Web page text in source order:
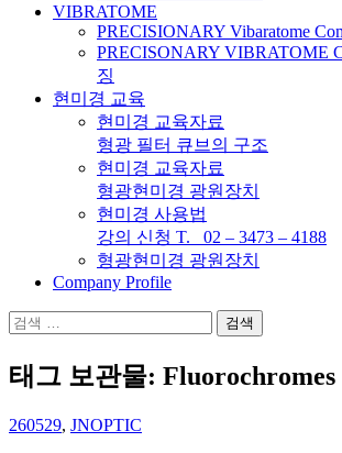
VIBRATOME
PRECISIONARY Vibaratome
PRECISONARY VIBRATOME
징
현미경 교육
현미경 교육자료
형광 필터 큐브의 구조
현미경 교육자료
형광현미경 광원장치
현미경 사용법
강의 신청 T. 02 – 3473 – 4188
형광현미경 광원장치
Company Profile
검
태그 보관물: Fluorochromes
260529, JNOPTIC